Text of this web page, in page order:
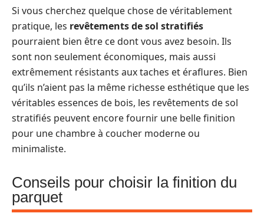
Si vous cherchez quelque chose de véritablement
pratique, les revêtements de sol stratifiés
pourraient bien être ce dont vous avez besoin. Ils
sont non seulement économiques, mais aussi
extrêmement résistants aux taches et éraflures. Bien
qu’ils n’aient pas la même richesse esthétique que les
véritables essences de bois, les revêtements de sol
stratifiés peuvent encore fournir une belle finition
pour une chambre à coucher moderne ou
minimaliste.
Conseils pour choisir la finition du
parquet